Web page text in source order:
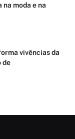
moda e na
vivências da
de